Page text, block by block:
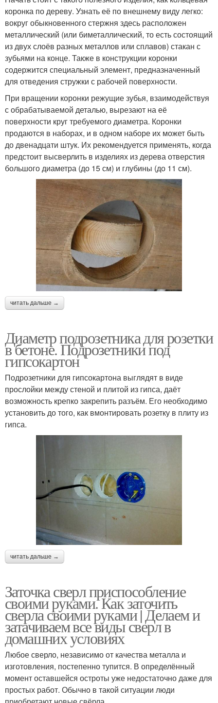
коронка по дереву. Узнать её по внешнему виду легко:
вокруг обыкновенного стержня здесь расположен
металлический (или биметаллический, то есть состоящий
из двух слоёв разных металлов или сплавов) стакан с
зубьями на конце. Также в конструкции коронки
содержится специальный элемент, предназначенный
для отведения стружки с рабочей поверхности.
При вращении коронки режущие зубья, взаимодействуя
с обрабатываемой деталью, вырезают на её
поверхности круг требуемого диаметра. Коронки
продаются в наборах, и в одном наборе их может быть
до двенадцати штук. Их рекомендуется применять, когда
предстоит высверлить в изделиях из дерева отверстия
большого диаметра (до 15 см) и глубины (до 11 см).
читать дальше →
Диаметр подрозетника для розетки
в бетоне. Подрозетники под
гипсокартон
Подрозетники для гипсокартона выглядят в виде
прослойки между стеной и плитой из гипса, даёт
возможность крепко закрепить разъём. Его необходимо
установить до того, как вмонтировать розетку в плиту из
гипса.
читать дальше →
Заточка сверл приспособление
своими руками. Как заточить
сверла своими руками | Делаем и
затачиваем все виды сверл в
домашних условиях
Любое сверло, независимо от качества металла и
изготовления, постепенно тупится. В определённый
момент оставшейся остроты уже недостаточно даже для
простых работ. Обычно в такой ситуации люди